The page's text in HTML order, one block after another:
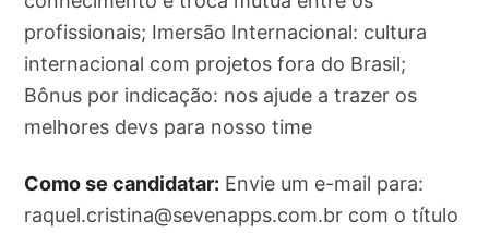
profissionais; Imersão Internacional: cultura
internacional com projetos fora do Brasil;
Bônus por indicação: nos ajude a trazer os
melhores devs para nosso time
Como se candidatar: Envie um e-mail para:
raquel.cristina@sevenapps.com.br com o título